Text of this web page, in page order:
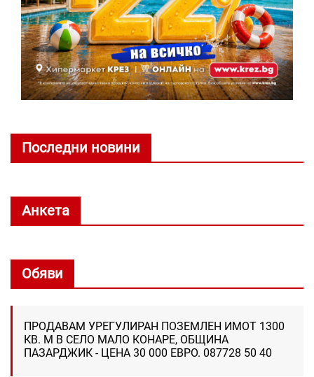
Последни новини
Анкета
Обяви
ПРОДАВАМ УРЕГУЛИРАН ПОЗЕМЛЕН ИМОТ 1300
КВ. М В СЕЛО МАЛО КОНАРЕ, ОБЩИНА
ПАЗАРДЖИК - ЦЕНА 30 000 ЕВРО. 087728 50 40